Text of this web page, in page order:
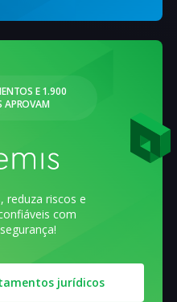
E 1.900
APROVAM
reduza riscos e
com
jurídicos